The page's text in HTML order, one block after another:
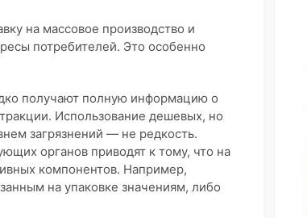
на массовое производство и
потребителей. Это особенно
получают полную информацию о
Использование дешевых, но
загрязнений — не редкость.
органов приводят к тому, что на
компонентов. Например,
на упаковке значениям, либо